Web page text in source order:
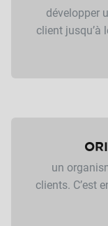
développer
client jusqu’à
un
clients. C’est